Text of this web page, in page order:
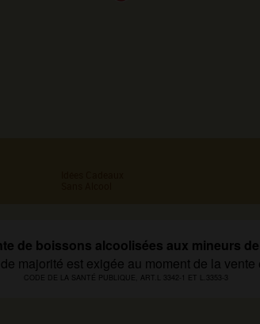
de boissons alcoolisées aux mineurs
majorité est exigée au moment de la vente
CODE DE LA SANTÉ PUBLIQUE, ART.L 3342-1 ET L.3353-3